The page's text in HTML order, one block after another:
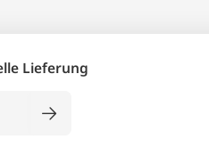
Lieferung